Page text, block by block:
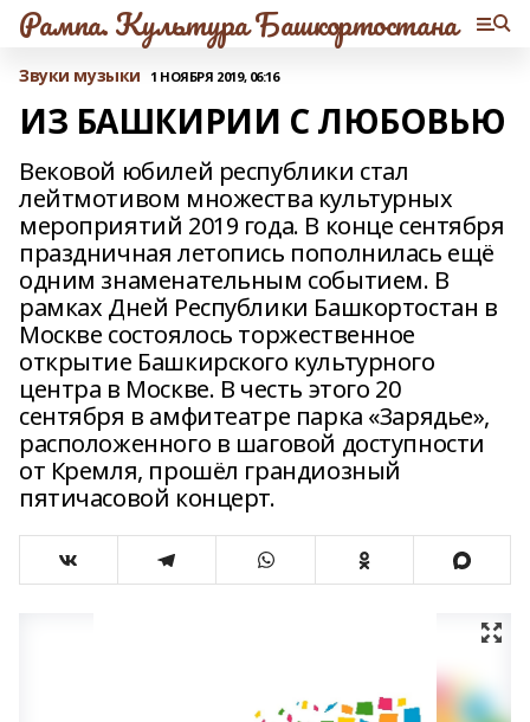
Рампа. Культура Башкортостана
Звуки музыки 1 НОЯБРЯ 2019, 06:16
ИЗ БАШКИРИИ С ЛЮБОВЬЮ
Вековой юбилей республики стал
лейтмотивом множества культурных
мероприятий 2019 года. В конце сентября
праздничная летопись пополнилась ещё
одним знаменательным событием. В
рамках Дней Республики Башкортостан в
Москве состоялось торжественное
открытие Башкирского культурного
центра в Москве. В честь этого 20
сентября в амфитеатре парка «Зарядье»,
расположенного в шаговой доступности
от Кремля, прошёл грандиозный
пятичасовой концерт.